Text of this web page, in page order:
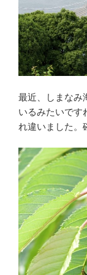
最近、しまなみ
いるみたいです
れ違いました。